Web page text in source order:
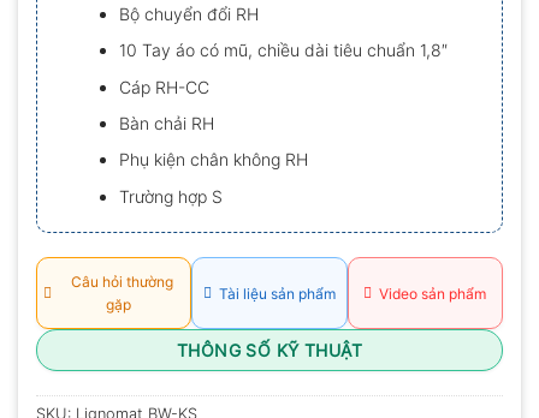
Bộ chuyển đổi RH
10 Tay áo có mũ, chiều dài tiêu chuẩn 1,8″
Cáp RH-CC
Bàn chải RH
Phụ kiện chân không RH
Trường hợp S
Câu hỏi thường
gặp
Tài liệu sản phẩm Video sản phẩm
THÔNG SỐ KỸ THUẬT
SKU: Lignomat BW-KS